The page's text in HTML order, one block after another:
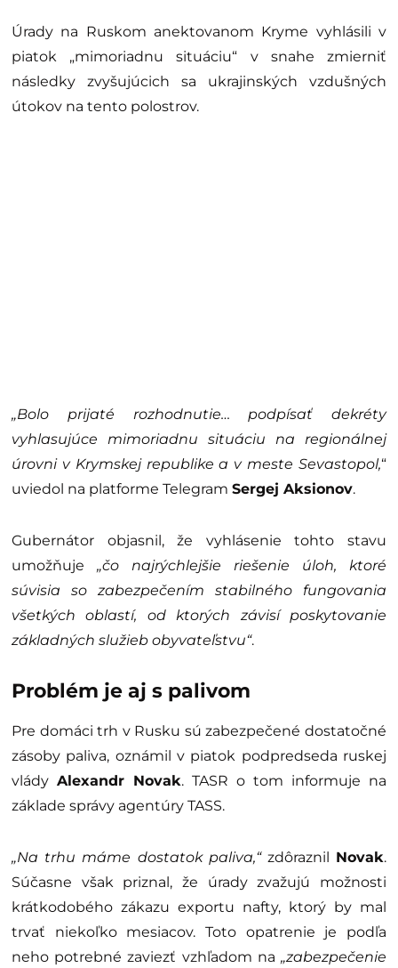
Úrady na Ruskom anektovanom Kryme vyhlásili v
piatok „mimoriadnu situáciu“ v snahe zmierniť
následky zvyšujúcich sa ukrajinských vzdušných
útokov na tento polostrov.
„Bolo prijaté rozhodnutie… podpísať dekréty
vyhlasujúce mimoriadnu situáciu na regionálnej
úrovni v Krymskej republike a v meste Sevastopol,“
uviedol na platforme Telegram Sergej Aksionov.
Gubernátor objasnil, že vyhlásenie tohto stavu
umožňuje „čo najrýchlejšie riešenie úloh, ktoré
súvisia so zabezpečením stabilného fungovania
všetkých oblastí, od ktorých závisí poskytovanie
základných služieb obyvateľstvu“.
Problém je aj s palivom
Pre domáci trh v Rusku sú zabezpečené dostatočné
zásoby paliva, oznámil v piatok podpredseda ruskej
vlády Alexandr Novak. TASR o tom informuje na
základe správy agentúry TASS.
„Na trhu máme dostatok paliva,“zdôraznil Novak.
Súčasne však priznal, že úrady zvažujú možnosti
krátkodobého zákazu exportu nafty, ktorý by mal
trvať niekoľko mesiacov. Toto opatrenie je podľa
neho potrebné zaviezť vzhľadom na „zabezpečenie